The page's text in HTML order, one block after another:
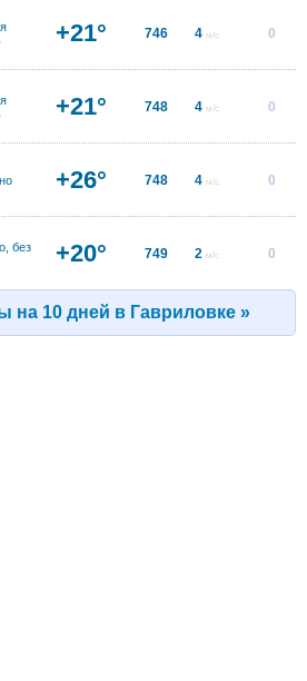
+21° 746 4 м/с 0
+21° 748 4 м/с 0
+26° 748 4 м/с 0
без
+20° 749 2 м/с 0
на 10 дней в Гавриловке »